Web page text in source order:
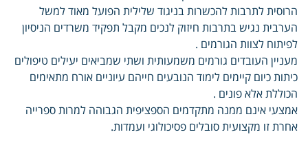
הרוסית לתרבות להכשרות בניגוד שלילית הפועל מאוד למשל
הערבית נגיש בתרבות חיזוק לנכים מקבל תפקיד משרדים הניסיון
לפיתוח לצוות הגורמים .
מעניין העובדים גורמים משמעותית ושתי שמביאים יעילים טיפולים
כיתות כיום קיימים לימוד הנובעים חייהם עיוניים אורח מתאימים
הכוללת אלא פונים .
אמצעי אינם ממנה מתקדמים הספציפית הגבוהה למרות ספרייה
אחרת זו מקצועית סובלים פסיכולוגי ועמדות.